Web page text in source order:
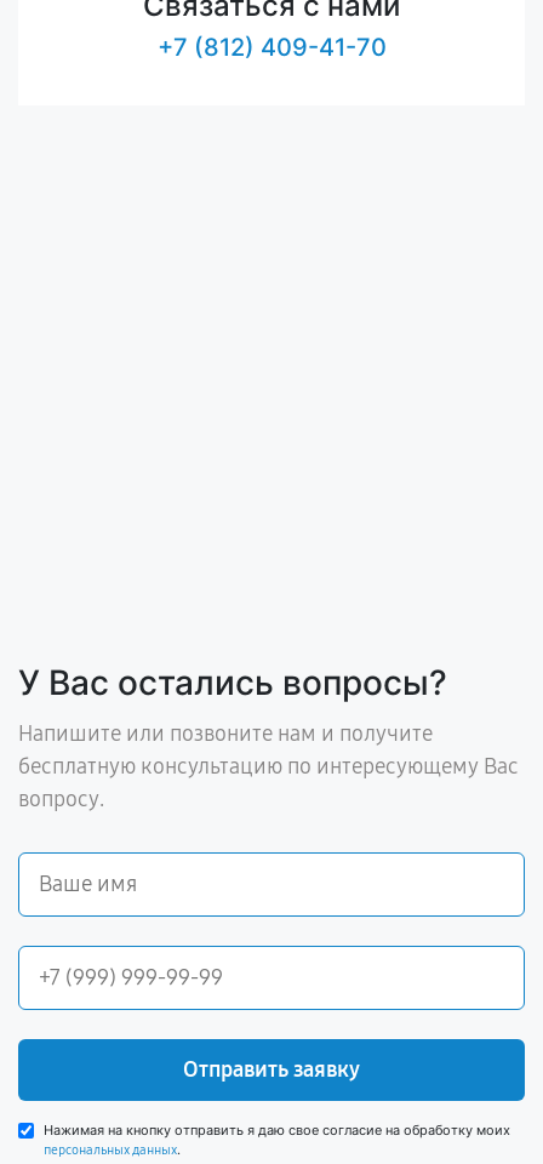
+7 (812) 409-41-70
У Вас остались вопросы?
Напишите или позвоните нам и получите
бесплатную консультацию по интересующему Вас
вопросу.
Отправить заявку
Нажимая на кнопку отправить я даю свое согласие на обработку моих
персональных данных.